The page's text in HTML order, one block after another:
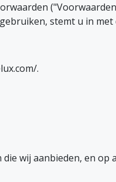
stemt u in met
.
wij aanbieden, en op